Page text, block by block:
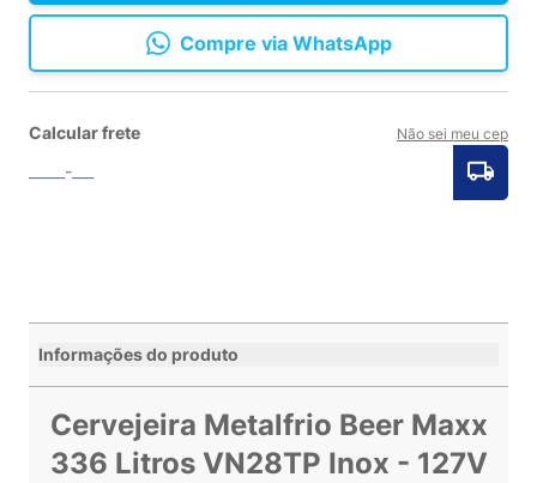
Compre via WhatsApp
Calcular frete Não sei meu cep
Informações do produto
Cervejeira Metalfrio Beer Maxx
336 Litros VN28TP Inox - 127V